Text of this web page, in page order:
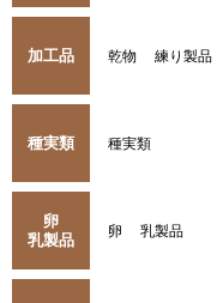
加工品 乾物 練り製品
種実類 種実類
卵
乳製品
卵 乳製品